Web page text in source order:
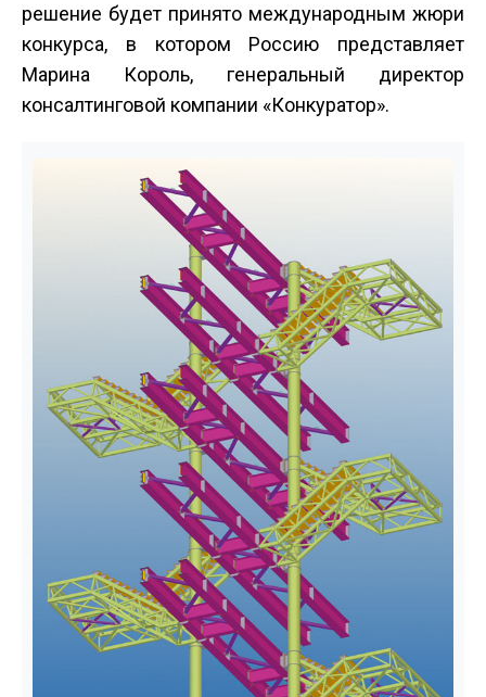
решение будет принято международным жюри
конкурса, в котором Россию представляет
Марина Король, генеральный директор
консалтинговой компании «Конкуратор».